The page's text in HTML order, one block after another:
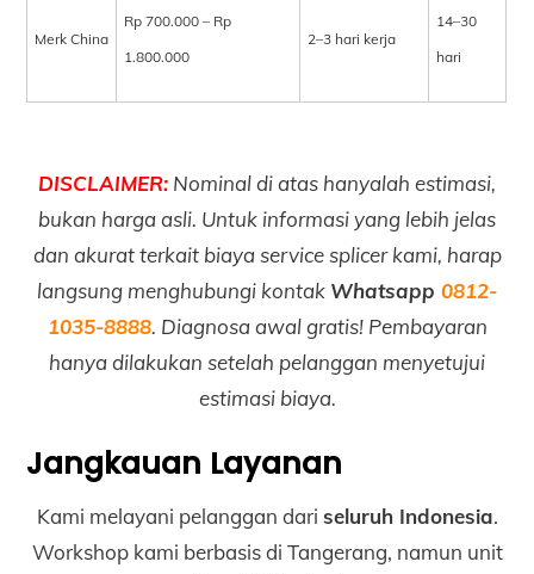
Merk China
Rp 700.000 – Rp
1.800.000
2–3 hari kerja
14–30
hari
DISCLAIMER: Nominal di atas hanyalah estimasi,
bukan harga asli. Untuk informasi yang lebih jelas
dan akurat terkait biaya service splicer kami, harap
langsung menghubungi kontak Whatsapp 0812-
1035-8888. Diagnosa awal gratis! Pembayaran
hanya dilakukan setelah pelanggan menyetujui
estimasi biaya.
Jangkauan Layanan
Kami melayani pelanggan dari seluruh Indonesia.
Workshop kami berbasis di Tangerang, namun unit